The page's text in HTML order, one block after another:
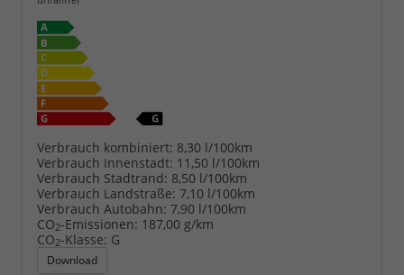
Verbrauch kombiniert: 8,30 l/100km
Verbrauch Innenstadt: 11,50 l/100km
Verbrauch Stadtrand: 8,50 l/100km
Verbrauch Landstraße: 7,10 l/100km
Verbrauch Autobahn: 7,90 l/100km
CO2-Emissionen: 187,00 g/km
CO2-Klasse: G
Download